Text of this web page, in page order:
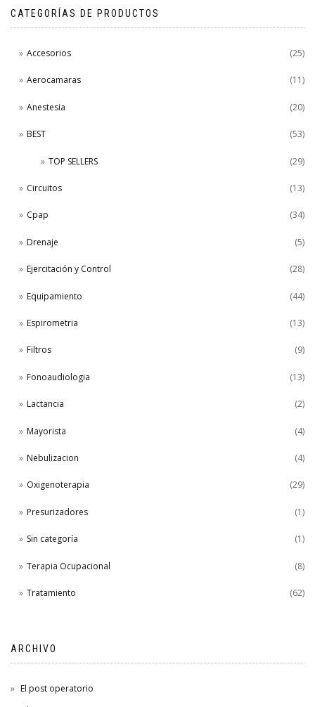
CATEGORÍAS DE PRODUCTOS
Accesorios (25)
Aerocamaras (11)
Anestesia (20)
BEST (53)
TOP SELLERS (29)
Circuitos (13)
Cpap (34)
Drenaje (5)
Ejercitación y Control (28)
Equipamiento (44)
Espirometria (13)
Filtros (9)
Fonoaudiologia (13)
Lactancia (2)
Mayorista (4)
Nebulizacion (4)
Oxigenoterapia (29)
Presurizadores (1)
Sin categoría (1)
Terapia Ocupacional (8)
Tratamiento (62)
ARCHIVO
El post operatorio